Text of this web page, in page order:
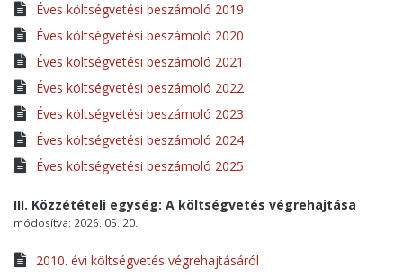
Éves költségvetési beszámoló 2019
Éves költségvetési beszámoló 2020
Éves költségvetési beszámoló 2021
Éves költségvetési beszámoló 2022
Éves költségvetési beszámoló 2023
Éves költségvetési beszámoló 2024
Éves költségvetési beszámoló 2025
III. Közzétételi egység: A költségvetés végrehajtása
módosítva: 2026. 05. 20.
2010. évi költségvetés végrehajtásáról